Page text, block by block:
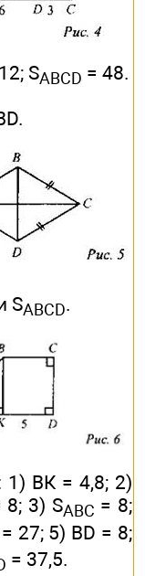
SABCD = 48.
SABCD.
1) ВК = 4,8; 2)
8; 3) SABC = 8;
= 27; 5) BD = 8;
= 37,5.